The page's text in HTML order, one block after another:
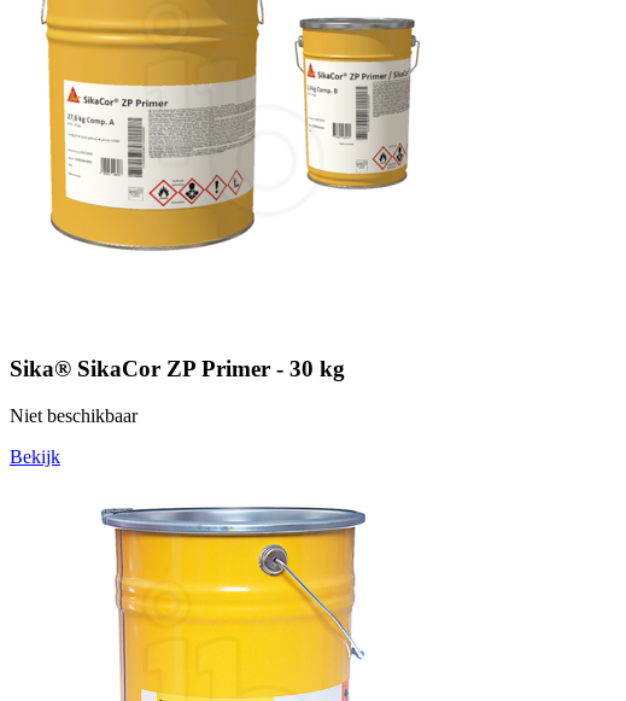
Sika® SikaCor ZP Primer - 30 kg
Niet beschikbaar
Bekijk